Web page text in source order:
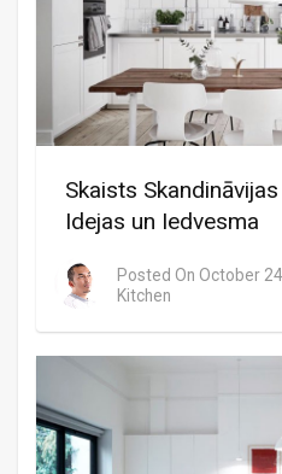
Skaists
Idejas un Iedvesma
Posted On October
Kitchen